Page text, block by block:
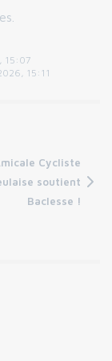
15:07
15:11
Cycliste
soutient
Baclesse !